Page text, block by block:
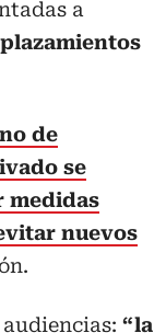
a
de
se
medidas
nuevos
“la